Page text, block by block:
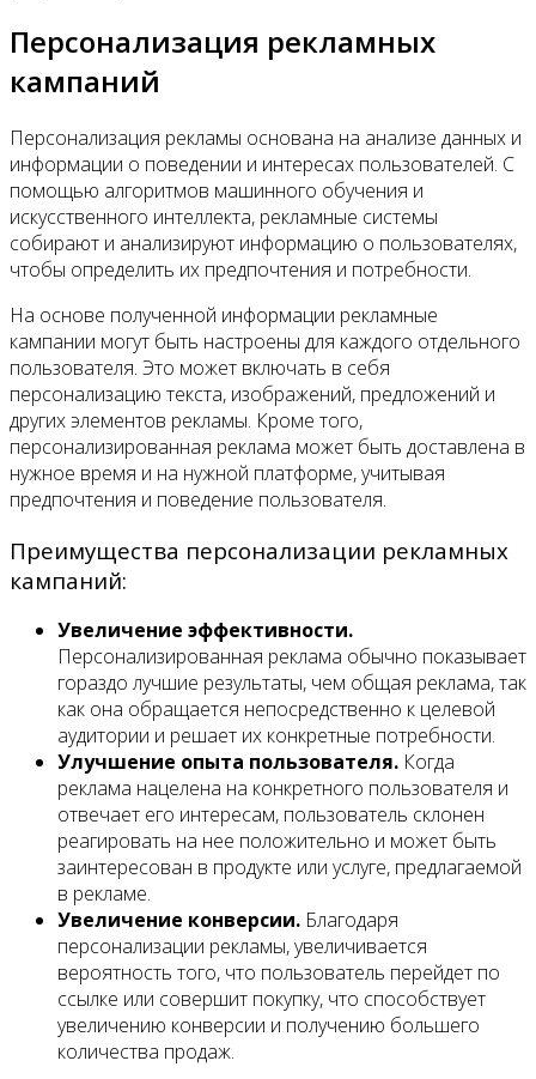
Персонализация рекламных
кампаний
Персонализация рекламы основана на анализе данных и
информации о поведении и интересах пользователей. С
помощью алгоритмов машинного обучения и
искусственного интеллекта, рекламные системы
собирают и анализируют информацию о пользователях,
чтобы определить их предпочтения и потребности.
На основе полученной информации рекламные
кампании могут быть настроены для каждого отдельного
пользователя. Это может включать в себя
персонализацию текста, изображений, предложений и
других элементов рекламы. Кроме того,
персонализированная реклама может быть доставлена в
нужное время и на нужной платформе, учитывая
предпочтения и поведение пользователя.
Преимущества персонализации рекламных
кампаний:
Увеличение эффективности.
Персонализированная реклама обычно показывает
гораздо лучшие результаты, чем общая реклама, так
как она обращается непосредственно к целевой
аудитории и решает их конкретные потребности.
Улучшение опыта пользователя. Когда
реклама нацелена на конкретного пользователя и
отвечает его интересам, пользователь склонен
реагировать на нее положительно и может быть
заинтересован в продукте или услуге, предлагаемой
в рекламе.
Увеличение конверсии. Благодаря
персонализации рекламы, увеличивается
вероятность того, что пользователь перейдет по
ссылке или совершит покупку, что способствует
увеличению конверсии и получению большего
количества продаж.